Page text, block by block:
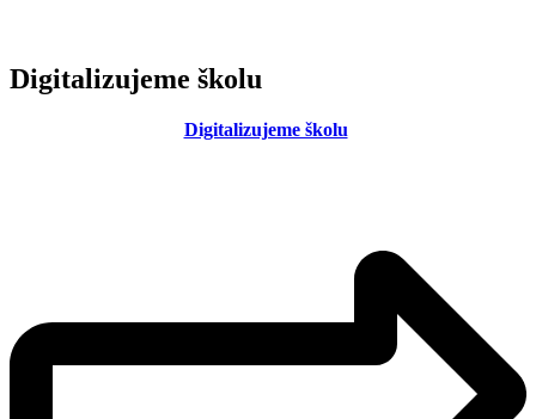
Digitalizujeme školu
Digitalizujeme školu